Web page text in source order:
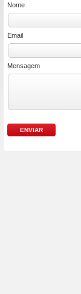
Nome
Email
Mensagem